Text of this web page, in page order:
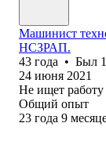
Машинист
НСЗРАП.
43 года • Был
24 июня 2021
Не ищет работу
Общий опыт
23 года 9